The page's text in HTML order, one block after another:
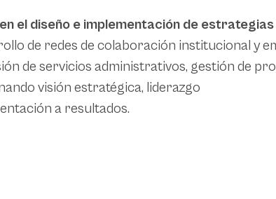
el diseño e implementación de
de redes de colaboración institucional y
de servicios administrativos, gestión de
visión estratégica, liderazgo
a resultados.